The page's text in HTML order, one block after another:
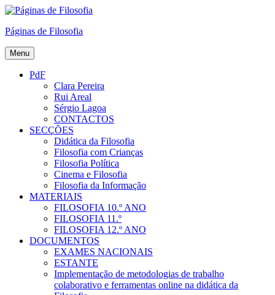
Skip
content
Páginas de Filosofia
Menu
PdF
Clara Pereira
Rui Areal
Sérgio Lagoa
CONTACTOS
SECÇÕES
Didática da Filosofia
Filosofia com Crianças
Filosofia Política
Cinema e Filosofia
Filosofia da Informação
MATERIAIS
FILOSOFIA 10.º ANO
FILOSOFIA 11.º
FILOSOFIA 12.º ANO
DOCUMENTOS
EXAMES NACIONAIS
ESTANTE
Implementação de metodologias de trabalho
colaborativo e ferramentas online na didática da